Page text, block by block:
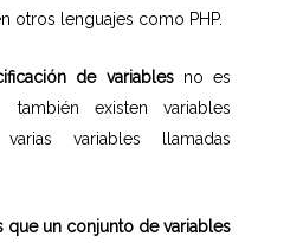
otros lenguajes como PHP.
de variablesno es
también existen variables
variables llamadas
que un conjunto de variables